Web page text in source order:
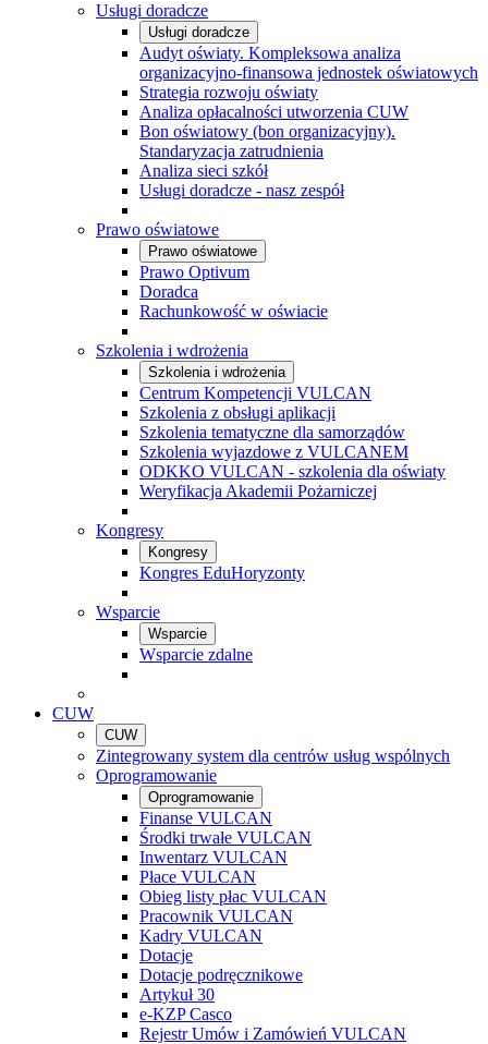
Usługi doradcze
Usługi doradcze
Audyt oświaty. Kompleksowa analiza
organizacyjno-finansowa jednostek oświatowych
Strategia rozwoju oświaty
Analiza opłacalności utworzenia CUW
Bon oświatowy (bon organizacyjny).
Standaryzacja zatrudnienia
Analiza sieci szkół
Usługi doradcze - nasz zespół
Prawo oświatowe
Prawo oświatowe
Prawo Optivum
Doradca
Rachunkowość w oświacie
Szkolenia i wdrożenia
Szkolenia i wdrożenia
Centrum Kompetencji VULCAN
Szkolenia z obsługi aplikacji
Szkolenia tematyczne dla samorządów
Szkolenia wyjazdowe z VULCANEM
ODKKO VULCAN - szkolenia dla oświaty
Weryfikacja Akademii Pożarniczej
Kongresy
Kongresy
Kongres EduHoryzonty
Wsparcie
Wsparcie
Wsparcie zdalne
CUW
CUW
Zintegrowany system dla centrów usług wspólnych
Oprogramowanie
Oprogramowanie
Finanse VULCAN
Środki trwałe VULCAN
Inwentarz VULCAN
Płace VULCAN
Obieg listy płac VULCAN
Pracownik VULCAN
Kadry VULCAN
Dotacje
Dotacje podręcznikowe
Artykuł 30
e-KZP Casco
Rejestr Umów i Zamówień VULCAN